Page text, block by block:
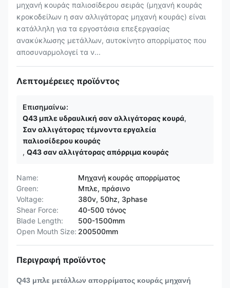
μηχανή κουράς παλιοσίδερου σειράς (μηχανή κουράς
κροκοδείλων η σαν αλλιγάτορας μηχανή κουράς) είναι
κατάλληλη για τα εργοστάσια επεξεργασίας
ανακύκλωσης μετάλλων, αυτοκίνητο απορρίματος που
αποσυναρμολογεί τα ν...
Λεπτομέρειες προϊόντος
Επισημαίνω:
Q43 μπλε υδραυλική σαν αλλιγάτορας κουρά,
Σαν αλλιγάτορας τέμνοντα εργαλεία
παλιοσίδερου κουράς
, Q43 σαν αλλιγάτορας απόρριμα κουράς
Name:
Μηχανή κουράς απορρίματος
Green:
Μπλε, πράσινο
Voltage:
380v, 50hz, 3phase
Shear Force:
40-500 τόνος
Blade Length:
500-1500mm
Open Mouth Size: 200500mm
Περιγραφή προϊόντος
Q43 μπλε μετάλλων απορρίματος κουράς μηχανή